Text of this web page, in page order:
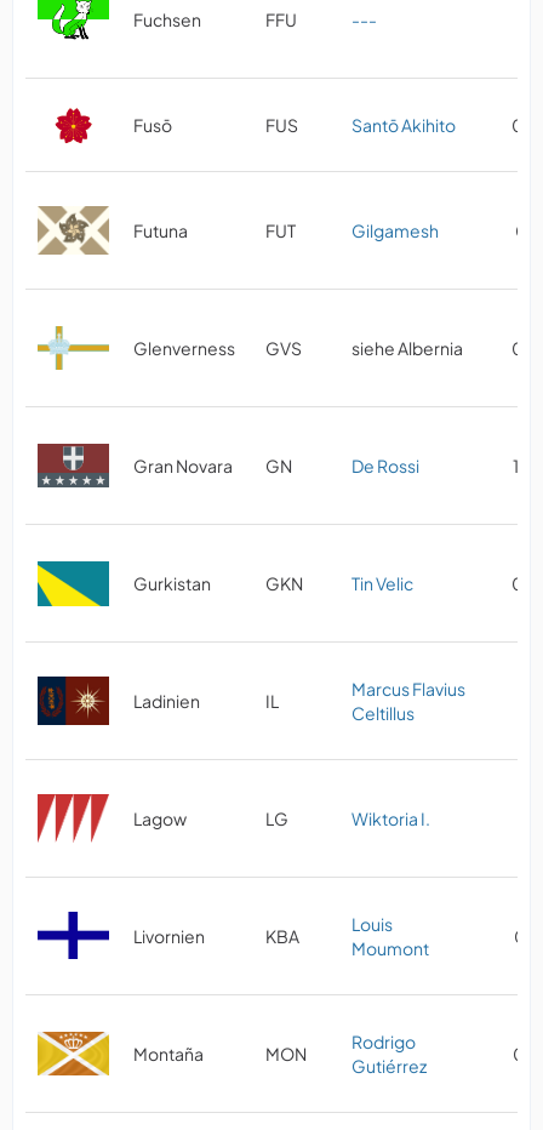
Fuchsen FFU ---
Fusō FUS Santō Akihito
Futuna FUT Gilgamesh
Glenverness GVS siehe Albernia
Gran Novara GN De Rossi
Gurkistan GKN Tin Velic
Ladinien IL
Marcus Flavius
Celtillus
Lagow LG Wiktoria I.
Livornien KBA
Louis
Moumont
Montaña MON
Rodrigo
Gutiérrez